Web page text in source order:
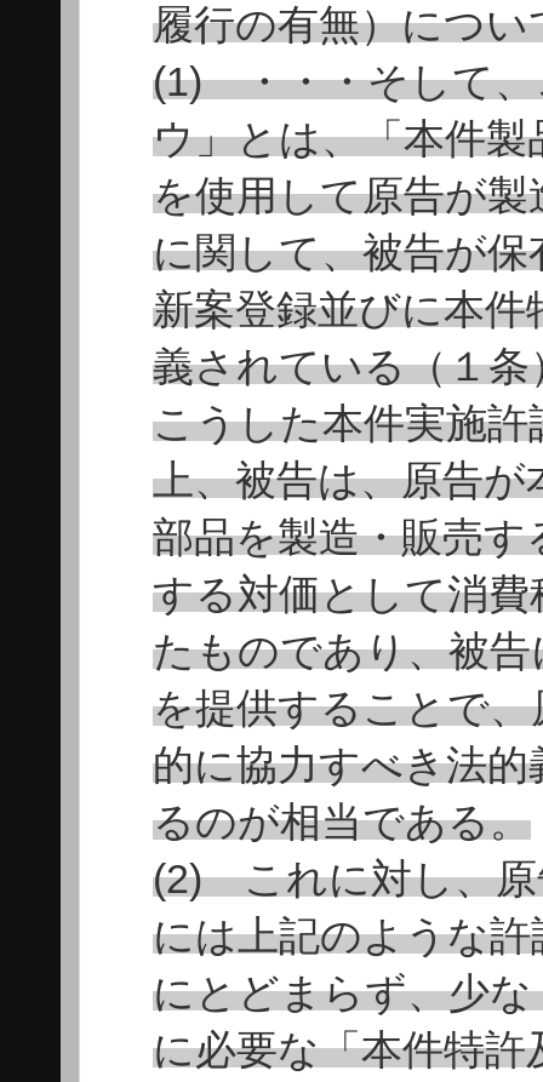
履行の有無）につい
(1) ・・・そして、
ウ」とは、「本件
を使用して原告が
に関して、被告が
新案登録並びに本
義されている（１条
こうした本件実施
上、被告は、原告
部品を製造・販売
する対価として消
たものであり、被
を提供することで
的に協力すべき法
るのが相当である。
(2) これに対し、原
には上記のような
にとどまらず、少
に必要な「本件特